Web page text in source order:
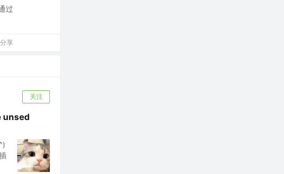
过
分享
关注
unsed